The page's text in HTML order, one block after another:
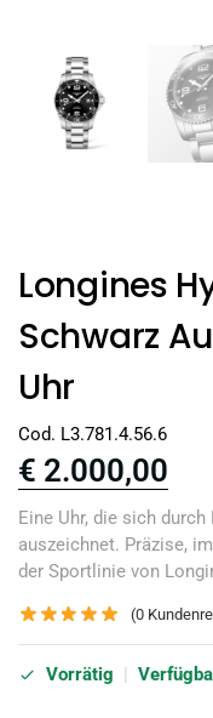
Longines
Schwarz
Uhr
Cod. L3.781.4.56.6
€ 2.000,00
Eine Uhr, die sich
auszeichnet. Präzise,
der Sportlinie von
(0
Vorrätig |